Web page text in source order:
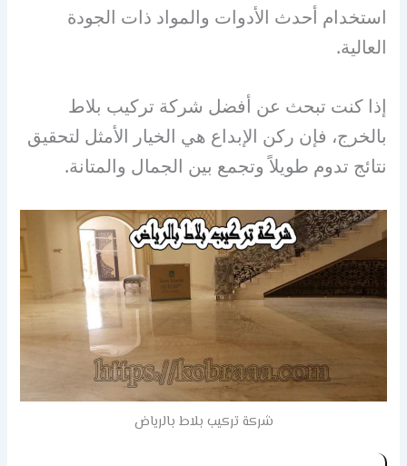
استخدام أحدث الأدوات والمواد ذات الجودة
العالية.
إذا كنت تبحث عن أفضل شركة تركيب بلاط
بالخرج، فإن ركن الإبداع هي الخيار الأمثل لتحقيق
نتائج تدوم طويلاً وتجمع بين الجمال والمتانة.
شركة تركيب بلاط بالرياض